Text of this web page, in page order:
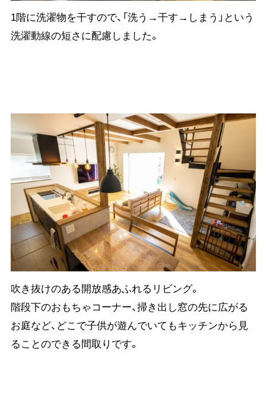
1階に洗濯物を干すので、「洗う→干す→しまう」という
洗濯動線の短さに配慮しました。
吹き抜けのある開放感あふれるリビング。
階段下のおもちゃコーナー、掃き出し窓の先に広がる
お庭など、どこで子供が遊んでいてもキッチンから見
ることのできる間取りです。